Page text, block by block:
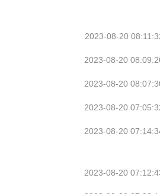
2023-08-20
2023-08-20
2023-08-20
2023-08-20
2023-08-20
2023-08-20